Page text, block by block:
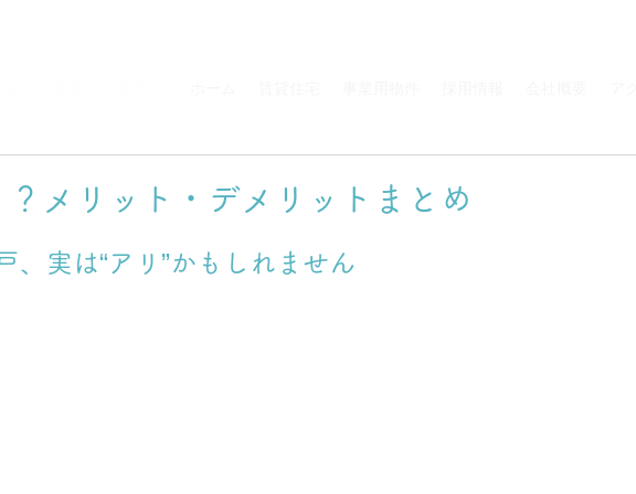
メリット・デメリットまとめ
、実は“アリ”かもしれません